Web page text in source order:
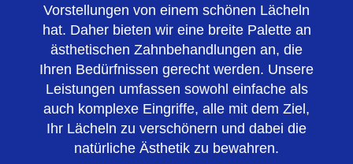
Vorstellungen von einem schönen Lächeln
hat. Daher bieten wir eine breite Palette an
ästhetischen Zahnbehandlungen an, die
Ihren Bedürfnissen gerecht werden. Unsere
Leistungen umfassen sowohl einfache als
auch komplexe Eingriffe, alle mit dem Ziel,
Ihr Lächeln zu verschönern und dabei die
natürliche Ästhetik zu bewahren.